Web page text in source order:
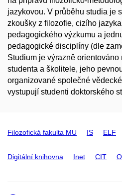
jazykovou. V průběhu studia je
zkoušky z filozofie, cizího
pedagogického výzkumu a
pedagogické disciplíny (dle
Studium je výrazně
studenta a školitele, jeho
organizované společné
vystupují studenti doktorského
Filozofická fakulta MU IS ELF
Digitální knihovna Inet CIT